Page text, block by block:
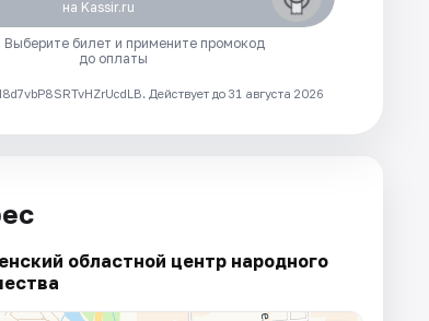
на Kassir.ru
Выберите билет и примените промокод
до оплаты
Действует до 31 августа 2026
областной центр народного